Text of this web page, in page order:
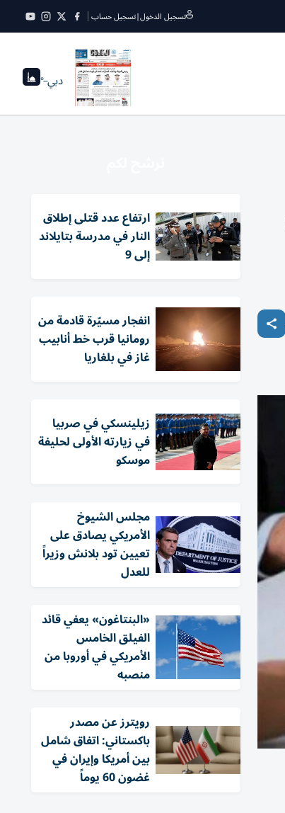
تسجيل الدخول|تسجيل حساب
دبي--°
ارتفاع عدد قتلى إطلاق
النار في مدرسة بتايلاند
إلى 9
انفجار مسيّرة قادمة من
رومانيا قرب خط أنابيب
غاز في بلغاريا
زيلينسكي في صربيا
في زيارته الأولى لحليفة
موسكو
مجلس الشيوخ
الأمريكي يصادق على
تعيين تود بلانش وزيراً
للعدل
«البنتاغون» يعفي قائد
الفيلق الخامس
الأمريكي في أوروبا من
منصبه
‏رويترز عن مصدر
باكستاني: اتفاق شامل
بين أمريكا وإيران في
غضون 60 يوماً